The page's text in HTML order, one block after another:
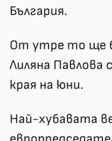
България.
От утре то ще
Лиляна Павлова
края на юни.
Най-хубавата